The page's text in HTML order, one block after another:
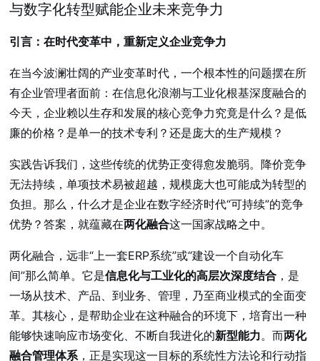
与数字化转型赋能企业未来竞争力
引言：在时代变革中，重新定义企业竞争力
在当今波澜壮阔的产业变革时代，一个根本性的问题摆在所
有企业管理者面前：在信息化浪潮与工业化根基深度融合的
今天，企业赖以生存和发展的核心竞争力究竟是什么？是低
廉的价格？是单一的技术专利？还是庞大的生产规模？
实践告诉我们，这些传统的优势正变得愈发脆弱。降价竞争
无法持续，单项技术易被超越，规模庞大也可能成为转型的
负担。那么，什么才是企业在数字经济时代“可持续”的竞争
优势？答案，就蕴藏在两化融合这一国家战略之中。
两化融合，远非“上一套ERP系统”或“建设一个自动化车
间”那么简单。它是信息化与工业化的高层次深度结合 ，是
一场从技术、产品、到业务、管理，乃至商业模式的全面变
革。其核心，是帮助企业在这种融合的环境下，培育出一种
能够快速响应市场变化、不断自我进化的新型能力。而两化
融合管理体系，正是实现这一目标的系统性方法论和行动指